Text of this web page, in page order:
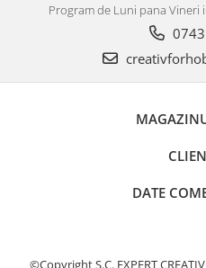
Program de Luni pana Vineri
DATE
©Copyright S.C. EXPERT